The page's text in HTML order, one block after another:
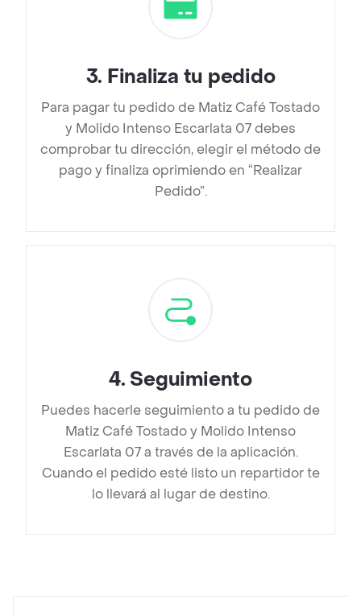
3. Finaliza tu pedido
Para pagar tu pedido de Matiz Café Tostado
y Molido Intenso Escarlata 07 debes
comprobar tu dirección, elegir el método de
pago y finaliza oprimiendo en “Realizar
Pedido”.
4. Seguimiento
Puedes hacerle seguimiento a tu pedido de
Matiz Café Tostado y Molido Intenso
Escarlata 07 a través de la aplicación.
Cuando el pedido esté listo un repartidor te
lo llevará al lugar de destino.